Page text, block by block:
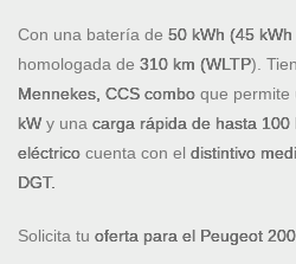
Con una batería de 50 kWh (45 kWh
homologada de 310 km (WLTP).
Mennekes, CCS combo que permite
kW y una carga rápida de hasta 100
eléctrico cuenta con el distintivo
DGT.
Solicita tu oferta para el Peugeot